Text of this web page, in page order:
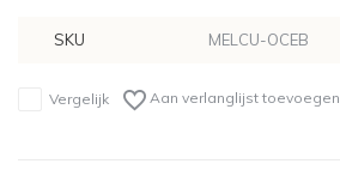
SKU MELCU-OCEB
Vergelijk Aan verlanglijst toevoegen